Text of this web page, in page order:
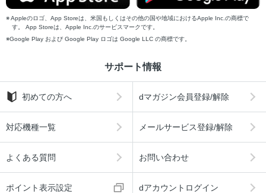
Appleのロゴ、App Storeは、米国もしくはその他の国や地域におけるApple Inc.の商標で
す。 App Storeは、Apple Inc.のサービスマークです。
Google Play および Google Play ロゴは Google LLC の商標です。
サポート情報
初めての方へ dマガジン会員登録/解除
対応機種一覧 メールサービス登録/解除
よくある質問 お問い合わせ
ポイント表示設定 dアカウントログイン